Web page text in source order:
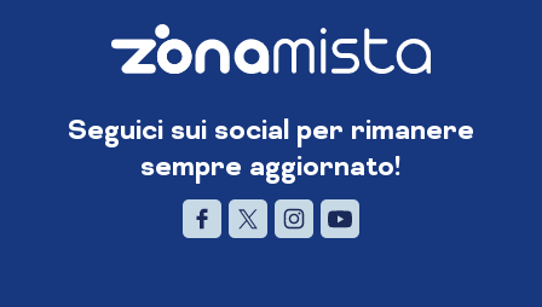
Seguici sui social per rimanere
sempre aggiornato!